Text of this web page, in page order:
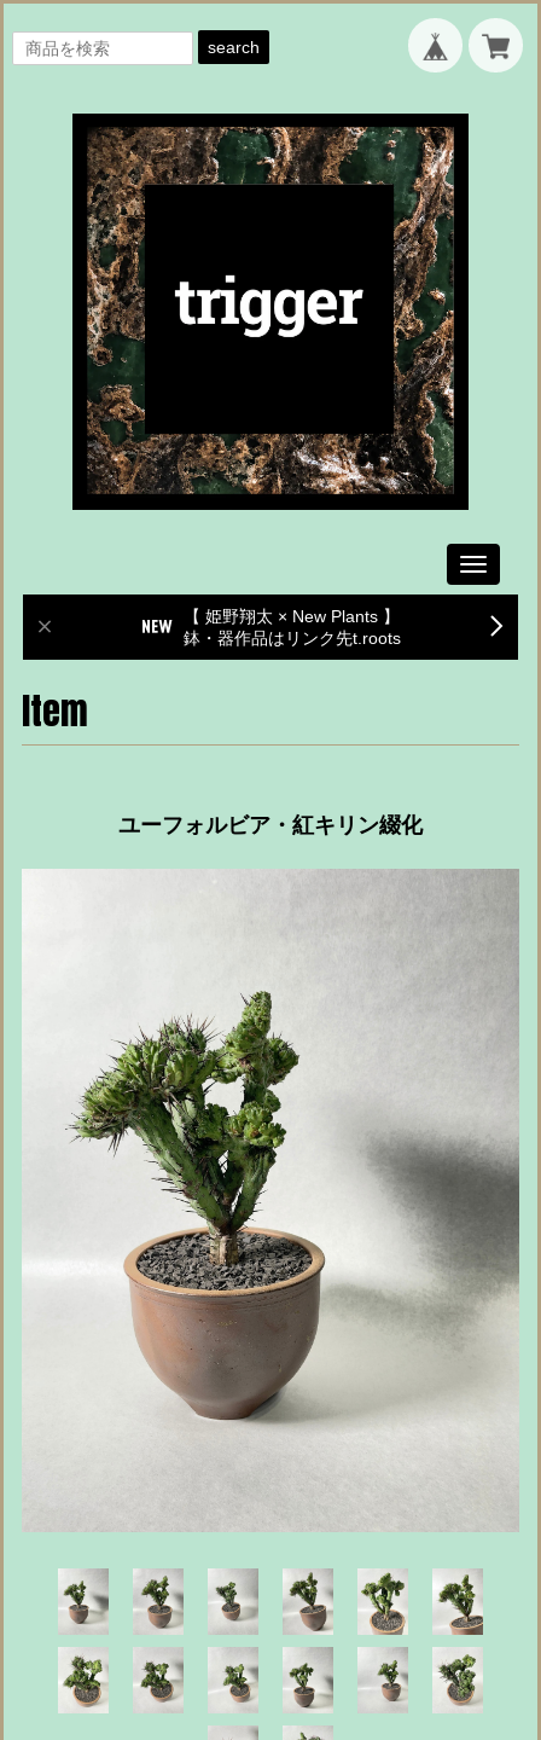
search
Toggle
【 姫野翔太 × New Plants 】
鉢・器作品はリンク先t.roots
Item
ユーフォルビア・紅キリン綴化